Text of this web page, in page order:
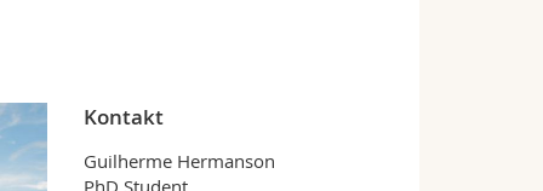
Kontakt
Guilherme Hermanson
PhD Student